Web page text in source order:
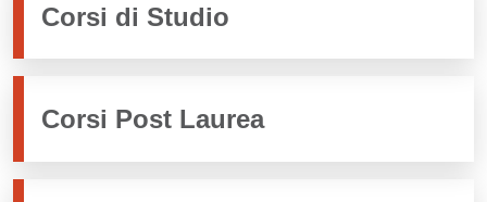
Corsi di Studio
Corsi Post Laurea